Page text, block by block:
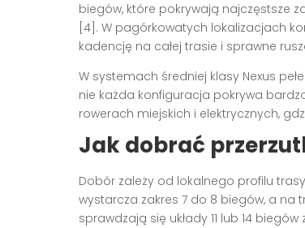
biegów, które pokrywają najczęstsze
[4]. W pagórkowatych lokalizacjach
kadencję na całej trasie i sprawne
W systemach średniej klasy Nexus
nie każda konfiguracja pokrywa
rowerach miejskich i elektrycznych,
Jak dobrać
Dobór zależy od lokalnego profilu
wystarcza zakres 7 do 8 biegów, a
sprawdzają się układy 11 lub 14